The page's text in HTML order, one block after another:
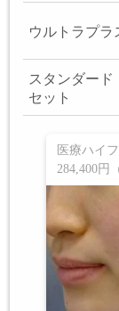
ウルトラプラ
スタンダード
セット
医療ハイ
284,400円